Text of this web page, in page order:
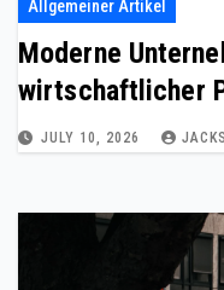
Allgemeiner Artikel
Moderne
wirtschaftlicher
JULY 10, 2026